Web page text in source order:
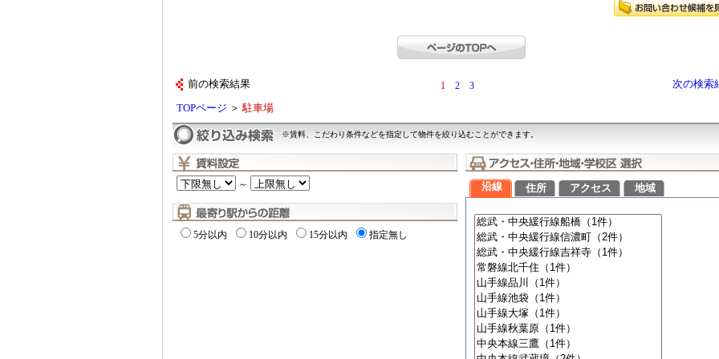
前の検索結果 1 2 3 次の検索
TOPページ ＞駐車場
※賃料、こだわり条件などを指定して物件を絞り込むことができます。
～
5分以内 10分以内 15分以内 指定無し
沿線 住所 アクセス 地域